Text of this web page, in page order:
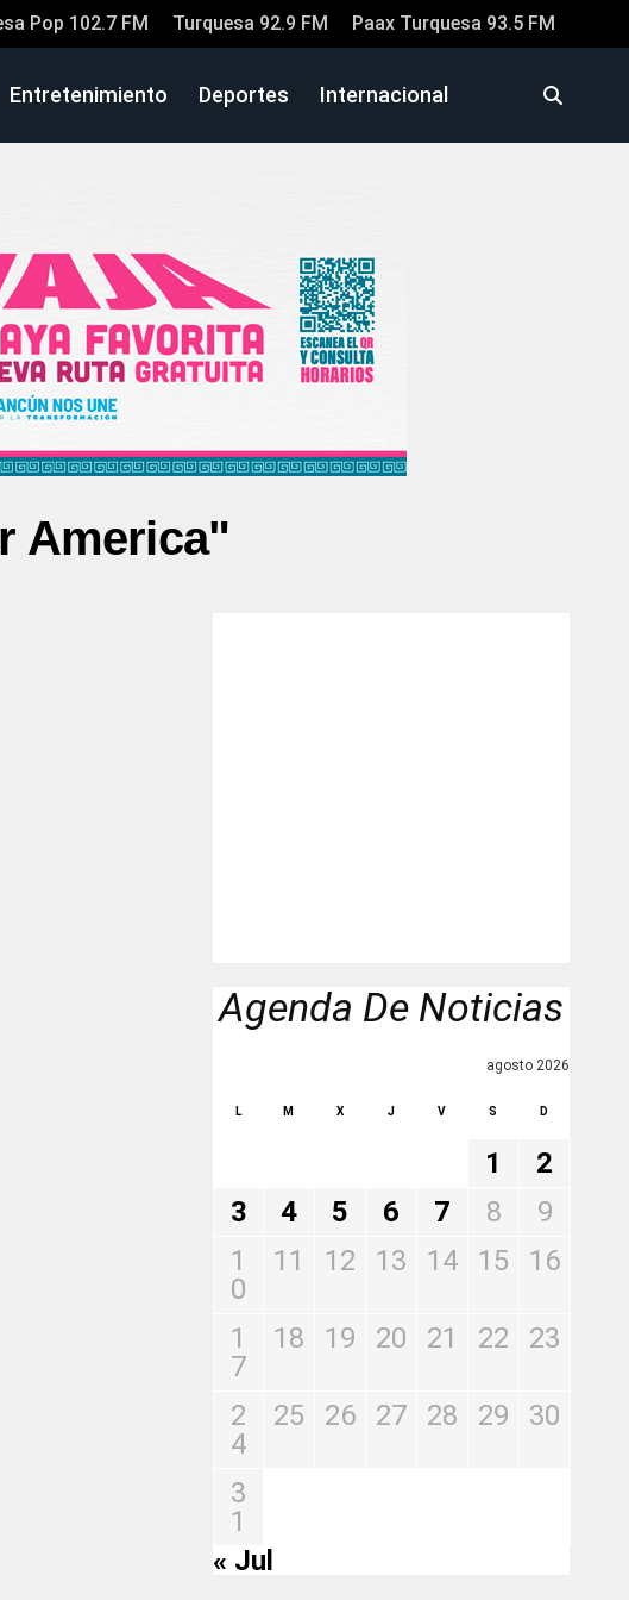
Pop 102.7 FM Turquesa 92.9 FM Paax Turquesa 93.5 FM
Entretenimiento Deportes Internacional
America"
Agenda De Noticias
agosto 2026
L M X J V S D
1
2
3
4 5 6 7 8
9
1
0
11 12 13 14 15 16
1
7
18 19 20 21 22 23
2
4
25 26 27 28 29 30
3
1
« Jul